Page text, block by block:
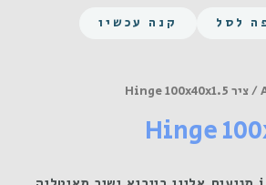
לסל קנה עכשיו
/ ציר Hinge 100x40x1.5